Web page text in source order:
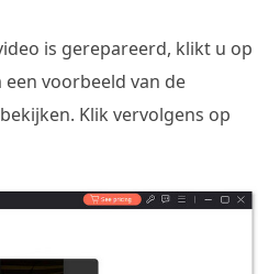
is gerepareerd, klikt u op
voorbeeld van de
Klik vervolgens op